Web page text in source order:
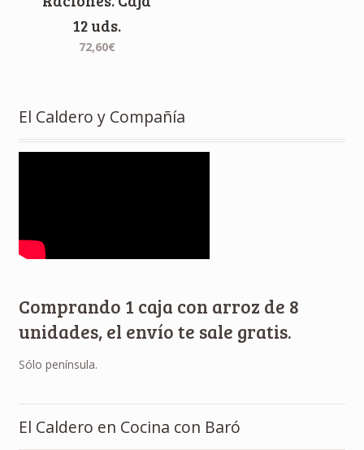
12 uds.
72,60€
El Caldero y Compañía
Comprando 1 caja con arroz de 8
unidades, el envío te sale gratis.
Sólo península.
El Caldero en Cocina con Baró